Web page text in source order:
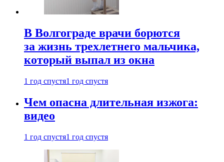
В Волгограде врачи борются
за жизнь трехлетнего мальчика,
который выпал из окна
1 год спустя1 год спустя
Чем опасна длительная изжога:
видео
1 год спустя1 год спустя